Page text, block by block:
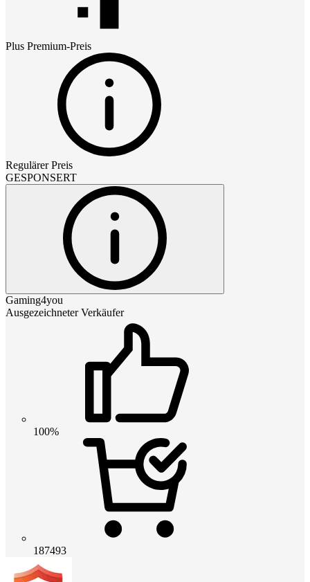
Plus Premium-Preis
Regulärer Preis
GESPONSERT
Gaming4you
Ausgezeichneter Verkäufer
100%
187493